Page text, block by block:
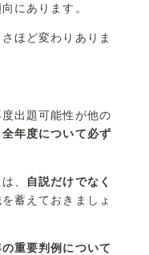
にあります。
ほど変わりありま
出題可能性が他の
全年度について必ず
、
自説だけでなく
を蓄えておきましょ
重要判例について